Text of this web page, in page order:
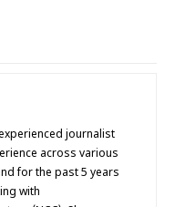
journalist
across various
for the past 5 years
with